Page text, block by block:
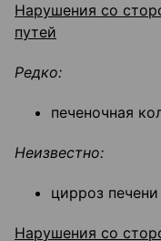
Нарушения со
путей
Редко:
печеночная
Неизвестно:
цирроз печени
Нарушения со